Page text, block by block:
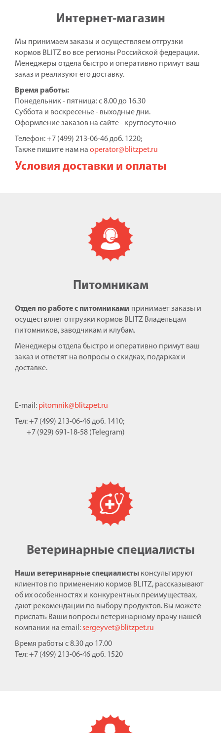
Интернет-магазин
Мы принимаем заказы и осуществляем отгрузки
кормов BLITZ во все регионы Российской федерации.
Менеджеры отдела быстро и оперативно примут ваш
заказ и реализуют его доставку.
Время работы:
Понедельник - пятница: с 8.00 до 16.30
Суббота и воскресенье - выходные дни.
Оформление заказов на сайте - круглосуточно
Телефон: +7 (499) 213-06-46 доб. 1220;
Также пишите нам на operator@blitzpet.ru
Условия доставки и оплаты
Питомникам
Отдел по работе с питомниками принимает заказы и
осуществляет отгрузки кормов BLITZ Владельцам
питомников, заводчикам и клубам.
Менеджеры отдела быстро и оперативно примут ваш
заказ и ответят на вопросы о скидках, подарках и
доставке.
E-mail: pitomnik@blitzpet.ru
Тел: +7 (499) 213-06-46 доб. 1410;
+7 (929) 691-18-58 (Telegram)
Ветеринарные специалисты
Наши ветеринарные специалисты консультируют
клиентов по применению кормов BLITZ, рассказывают
об их особенностях и конкурентных преимуществах,
дают рекомендации по выбору продуктов. Вы можете
прислать Ваши вопросы ветеринарному врачу нашей
компании на email:sergeyvet@blitzpet.ru
Время работы с 8.30 до 17.00
Тел: +7 (499) 213-06-46 доб. 1520